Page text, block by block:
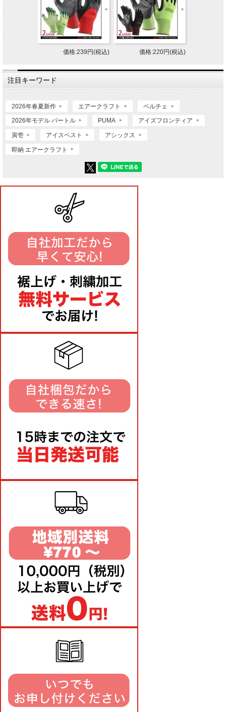
価格:239円(税込) 価格:220円(税込)
注目キーワード
2026年春夏新作 エアークラフト ペルチェ
2026年モデル バートル PUMA アイズフロンティア
寅壱 アイスベスト アシックス
即納 エアークラフト